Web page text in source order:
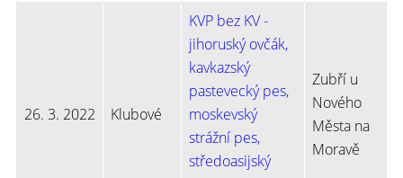
26. 3. 2022 Klubové
KVP bez KV -
jihoruský ovčák,
kavkazský
pastevecký pes,
moskevský
strážní pes,
středoasijský
Zubří u
Nového
Města na
Moravě